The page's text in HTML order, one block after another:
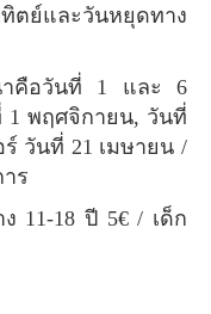
ย์และวันหยุดทาง
าคือวันที่ 1 และ 6
1 พฤศจิกายน, วันที่
วันที่ 21 เมษายน /
ร
11-18 ปี 5€ / เด็ก